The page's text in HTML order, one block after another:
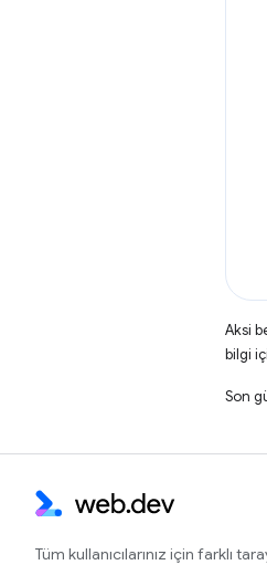
Aksi
bilgi
Son
Tüm kullanıcılarınız için farklı